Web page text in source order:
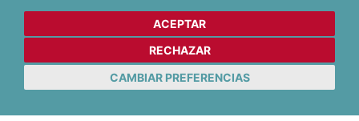
ACEPTAR
RECHAZAR
CAMBIAR PREFERENCIAS